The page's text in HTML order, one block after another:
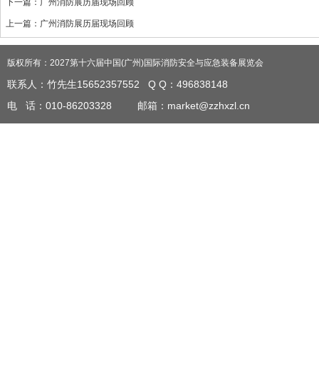
下一篇： 广州消防展历届现场回顾
上一篇： 广州消防展历届现场回顾
版权所有：2027第十六届中国(广州)国际消防安全与应急装备展览会
联系人：竹先生15652357552 Q Q ： 496838148
电 话：010-86203328 邮箱：market@zzhxzl.cn